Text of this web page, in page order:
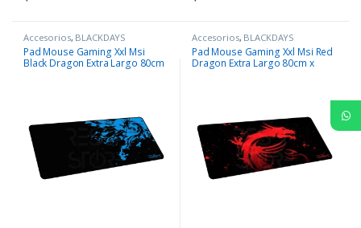
Accesorios, BLACKDAYS
Pad Mouse Gaming Xxl Msi
Black Dragon Extra Largo 80cm
Accesorios, BLACKDAYS
Pad Mouse Gaming Xxl Msi Red
Dragon Extra Largo 80cm x